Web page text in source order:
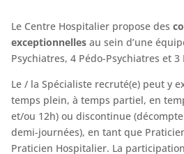
Le Centre Hospitalier propose des
exceptionnelles au sein d’une
Psychiatres, 4 Pédo-Psychiatres et
Le / la Spécialiste recruté(e) peut y
temps plein, à temps partiel, en
et/ou 12h) ou discontinue
demi-journées), en tant que
Praticien Hospitalier. La